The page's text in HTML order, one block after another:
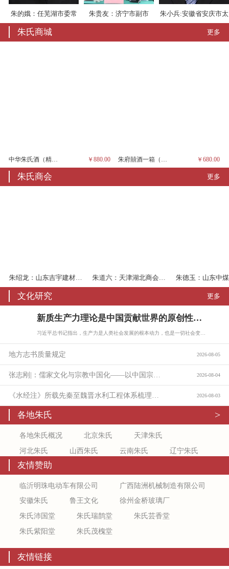
朱的娥：任芜湖市委常
委、宣传部部长
朱贵友：济宁市副市 朱小兵:安徽省安庆市太
湖县委书记
朱氏商城 更多
中华朱氏酒（精品、一箱6瓶，茅台酱香） ￥880.00 朱府囍酒一箱（六瓶、茅台酱香） ￥680.00
朱氏商会 更多
朱绍龙：山东吉宇建材有限公司董事长、临沂市侨商联合会常务副会长 朱道六：天津湖北商会会长
文化研究 更多
新质生产力理论是中国贡献世界的原创性理论
地方志书质量规定 2026-08-05
2026-08-04
2026-08-03
各地朱氏 >
各地朱氏概况 北京朱氏
天津朱氏
河北朱氏
山西朱氏 云南朱氏
辽宁朱氏
吉林朱氏
浙江朱氏
安徽朱氏 福建朱氏
江西朱氏
山东朱氏
陕西朱氏 甘肃朱氏
宁夏朱氏
青海朱氏
黑龙江朱氏 河南朱氏
湖南朱氏
广东朱氏
西藏朱氏
友情赞助
临沂明珠电动车有限公司
广西陆洲机械制造有限公司
安徽朱氏
鲁王文化
徐州金桥玻璃厂
朱氏沛国堂
朱氏瑞鹊堂
朱氏芸香堂
朱氏紫阳堂
朱氏茂槐堂
友情链接